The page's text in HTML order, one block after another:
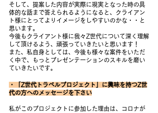
そして、提案した内容が実際に現実となった時の具
体的な話まで答えられるようになると、クライアン
ト様にとってよりイメージをしやすいのかな・・と
思います。
今後もクライアント様に我々Z世代について深く理解
して頂けるよう、頑張っていきたいと思います！
また、私自身としては、今後も様々な案件をいただ
く中で、もっとプレゼンテーションのスキルを磨い
ていきたいです。
・「Z世代トラベルプロジェクト」に興味を持つZ世
代の方へのメッセージを下さい
私がこのプロジェクトに参加した理由は、コロナが